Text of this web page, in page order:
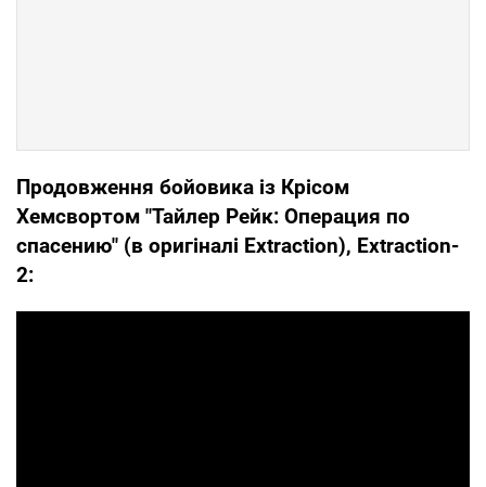
Продовження бойовика із Крісом
Хемсвортом "Тайлер Рейк: Операция по
спасению" (в оригіналі Extraction), Extraction-
2: